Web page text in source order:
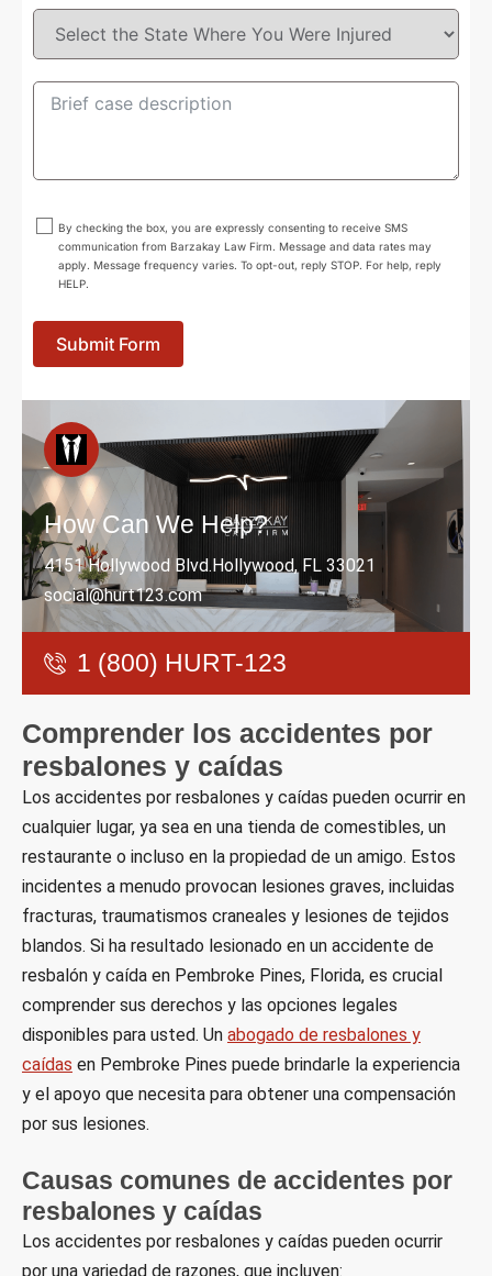
+1
By checking the box, you are expressly consenting to receive SMS
communication from Barzakay Law Firm. Message and data rates may
apply. Message frequency varies. To opt-out, reply STOP. For help, reply
HELP.
Submit Form
How Can We Help?
4151 Hollywood Blvd.Hollywood, FL 33021
social@hurt123.com
1 (800) HURT-123
Comprender los accidentes por
resbalones y caídas
Los accidentes por resbalones y caídas pueden ocurrir en
cualquier lugar, ya sea en una tienda de comestibles, un
restaurante o incluso en la propiedad de un amigo. Estos
incidentes a menudo provocan lesiones graves, incluidas
fracturas, traumatismos craneales y lesiones de tejidos
blandos. Si ha resultado lesionado en un accidente de
resbalón y caída en Pembroke Pines, Florida, es crucial
comprender sus derechos y las opciones legales
disponibles para usted. Un abogado de resbalones y
caídas en Pembroke Pines puede brindarle la experiencia
y el apoyo que necesita para obtener una compensación
por sus lesiones.
Causas comunes de accidentes por
resbalones y caídas
Los accidentes por resbalones y caídas pueden ocurrir
por una variedad de razones, que incluyen: